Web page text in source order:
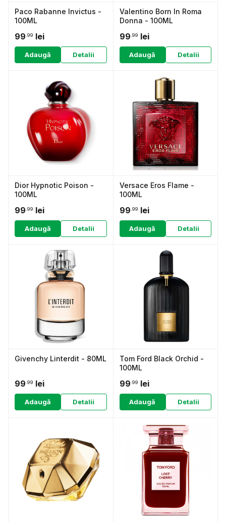
Paco Rabanne Invictus -
100ML
99 .99 lei
Adaugă Detalii
Valentino Born In Roma
Donna - 100ML
99 .99 lei
Adaugă Detalii
Dior Hypnotic Poison -
100ML
99 .99 lei
Adaugă Detalii
Versace Eros Flame -
100ML
99 .99 lei
Adaugă Detalii
Givenchy Linterdit - 80ML
99 .99 lei
Adaugă Detalii
Tom Ford Black Orchid -
100ML
99 .99 lei
Adaugă Detalii